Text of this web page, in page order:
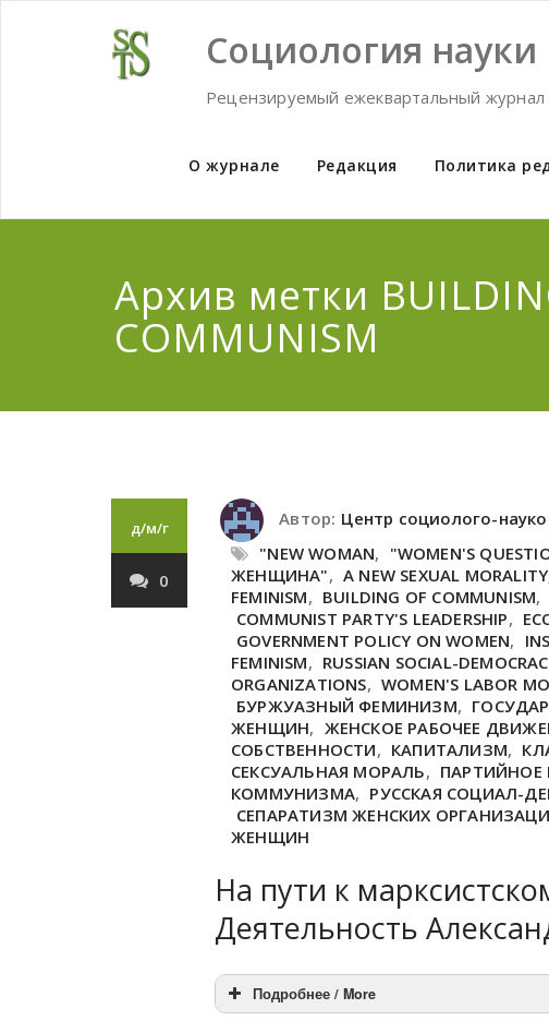
Социология
Рецензируемый ежеквартальный
О журнале Редакция Политика
Архив метки
COMMUNISM
д/м/г
0
Автор: Центр социолого-
"NEW WOMAN, "WOMEN'S
ЖЕНЩИНА", A NEW SEXUAL MORALITY
FEMINISM, BUILDING OF COMMUNISM,
COMMUNIST PARTY'S LEADERSHIP,
GOVERNMENT POLICY ON WOMEN,
FEMINISM, RUSSIAN SOCIAL-
ORGANIZATIONS, WOMEN'S LABOR
БУРЖУАЗНЫЙ ФЕМИНИЗМ,
ЖЕНЩИН, ЖЕНСКОЕ РАБОЧЕЕ
СОБСТВЕННОСТИ, КАПИТАЛИЗМ,
СЕКСУАЛЬНАЯ МОРАЛЬ, ПАРТИЙНОЕ
КОММУНИЗМА, РУССКАЯ СОЦИАЛ-
СЕПАРАТИЗМ ЖЕНСКИХ
ЖЕНЩИН
На пути к
Деятельность
Подробнее / More